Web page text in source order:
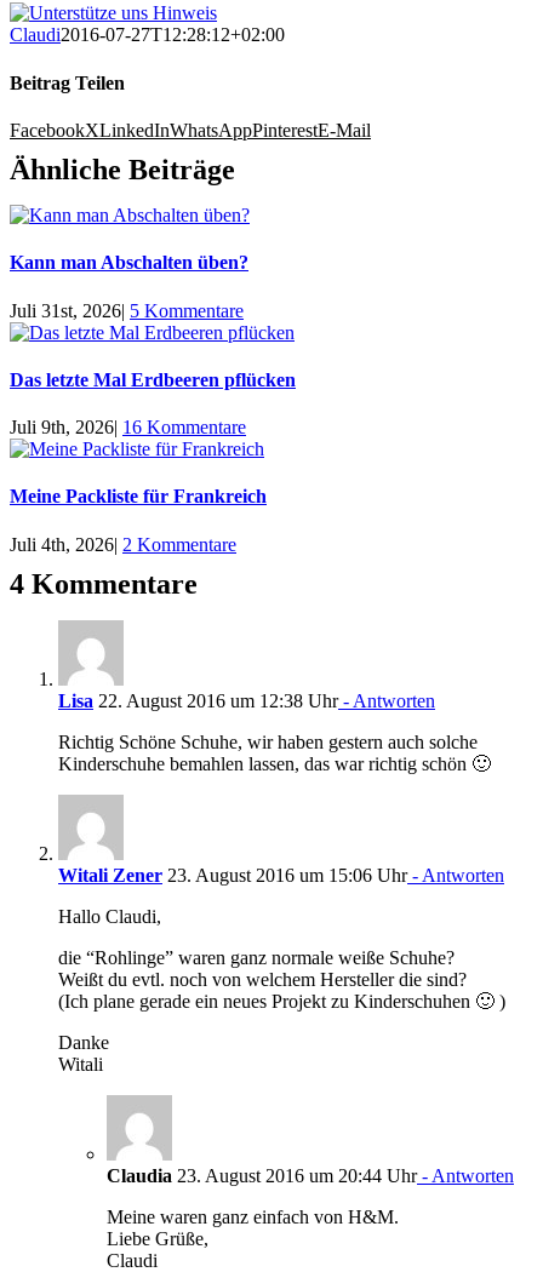
Claudi2016-07-27T12:28:12+02:00
Beitrag Teilen
FacebookXLinkedInWhatsAppPinterestE-Mail
Ähnliche Beiträge
Kann man Abschalten üben?
Juli 31st, 2026| 5 Kommentare
Das letzte Mal Erdbeeren pflücken
Juli 9th, 2026| 16 Kommentare
Meine Packliste für Frankreich
Juli 4th, 2026| 2 Kommentare
4 Kommentare
Lisa 22. August 2016 um 12:38 Uhr- Antworten
Richtig Schöne Schuhe, wir haben gestern auch solche
Kinderschuhe bemahlen lassen, das war richtig schön 🙂
Witali Zener 23. August 2016 um 15:06 Uhr- Antworten
Hallo Claudi,
die “Rohlinge” waren ganz normale weiße Schuhe?
Weißt du evtl. noch von welchem Hersteller die sind?
(Ich plane gerade ein neues Projekt zu Kinderschuhen 🙂 )
Danke
Witali
Claudia 23. August 2016 um 20:44 Uhr- Antworten
Meine waren ganz einfach von H&M.
Liebe Grüße,
Claudi